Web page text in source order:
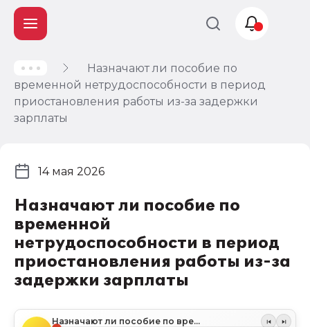
Назначают ли пособие по
временной нетрудоспособности в период
приостановления работы из-за задержки
зарплаты
Назначают ли пособие по
временной
нетрудоспособности в период
приостановления работы из-за
задержки зарплаты
Назначают ли пособие по временной нетрудоспособности в период приостановления работы из-за задержки зарплаты
14 мая 2026
Учет и
налогообложение
Автоматизация